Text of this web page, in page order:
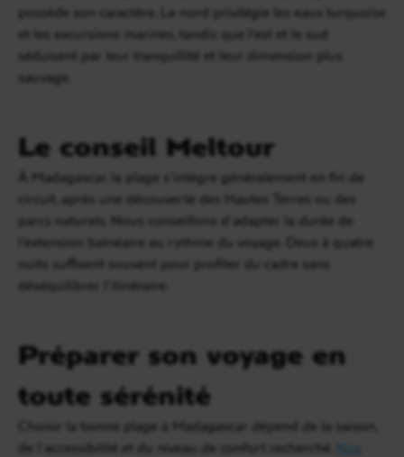
possède son caractère. Le nord privilégie les eaux turquoise
et les excursions marines, tandis que l’est et le sud
séduisent par leur tranquillité et leur dimension plus
sauvage.
Le conseil Meltour
À Madagascar, la plage s’intègre généralement en fin de
circuit, après une découverte des Hautes Terres ou des
parcs naturels. Nous conseillons d’adapter la durée de
l’extension balnéaire au rythme du voyage. Deux à quatre
nuits suffisent souvent pour profiter du cadre sans
déséquilibrer l’itinéraire.
Préparer son voyage en
toute sérénité
Choisir la bonne plage à Madagascar dépend de la saison,
de l’accessibilité et du niveau de confort recherché.